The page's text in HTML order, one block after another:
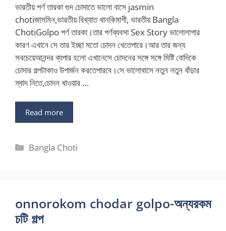
ভারতীয় পর্ণ তারকা গুদ চোদাতে ভালো বাসে jasmin
chotiজাসমিন,ভারতীয় বিখ্যাত খানকিমাগী, ভারতীয় Bangla
ChotiGolpo পর্ণ তারকা।তার পর্ণব্যবসা Sex Story ভালোলাগার
কারণ এখানে সে তার ইচ্ছা মতো চোদন খেতেপারে।আর তার জন্য
সবচেয়েআনন্দর ব্যপার হলো এখানেসে চোদনের সঙ্গে সঙ্গে মিষ্টি বোদিকে
চোদার গল্পটাকাও উপার্জন করতেপারবে।সে ভালোবাসে নতুন নতুন বাঁড়ার
স্বাদ নিতে,চোদন খাওয়ার …
Read more
Categories
Bangla Choti
onnorokom chodar golpo-অন্যরকম
চটি গল্প